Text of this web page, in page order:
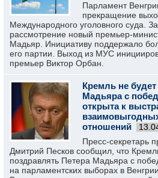
Парламент
прекращение
Международного уголовного суда.
рассмотрение новый премьер-
Мадьяр. Инициативу поддержало
его партии. Выход из МУС
премьер Виктор Орбан.
Кремль не
Мадьяра с
открыта к
отношений
Пресс-секретарь
Дмитрий Песков сообщил, что
поздравлять Петера Мадьяра с
на парламентских выборах в